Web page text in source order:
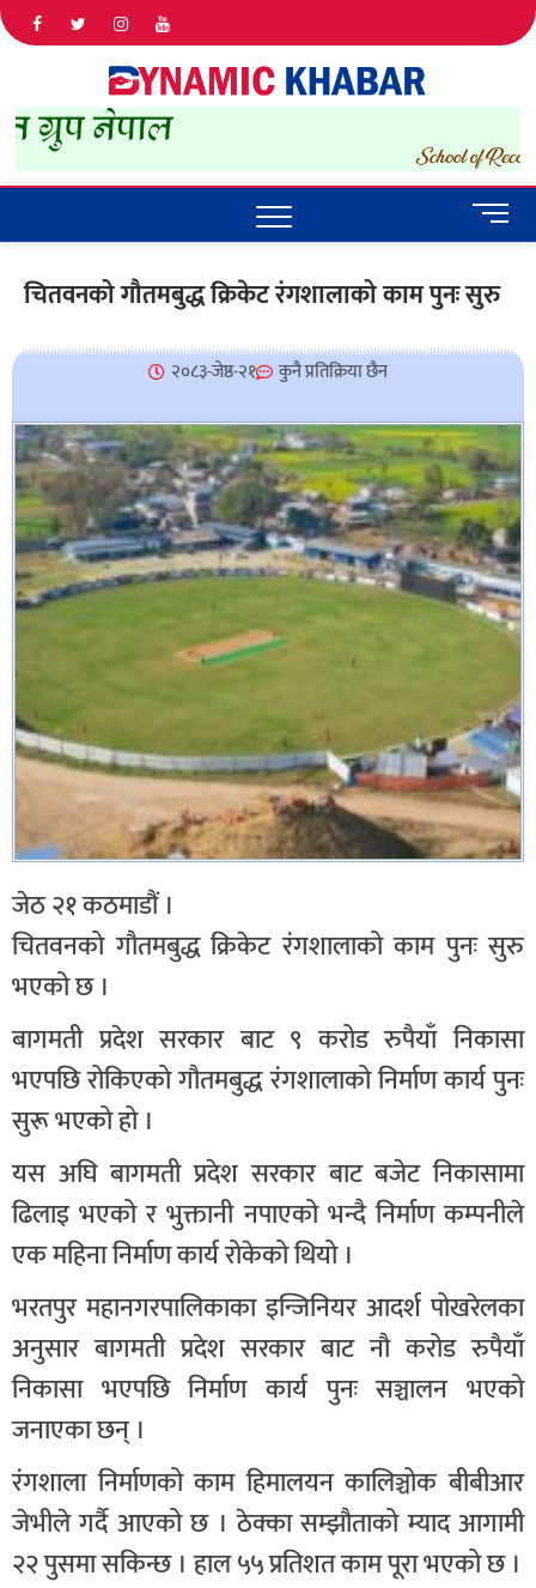
IN NEPAL
M
e
u
B
u
o
n
चितवनको गौतमबुद्ध क्रिकेट रंगशालाको काम पुनः सुरु
२०८३-जेष्ठ-२१ कुनै प्रतिक्रिया छैन
जेठ २१ कठमाडौं ।
चितवनको गौतमबुद्ध क्रिकेट रंगशालाको काम पुनः सुरु
भएको छ ।
बागमती प्रदेश सरकार बाट ९ करोड रुपैयाँ निकासा
भएपछि रोकिएको गौतमबुद्ध रंगशालाको निर्माण कार्य पुनः
सुरू भएको हो ।
यस अघि बागमती प्रदेश सरकार बाट बजेट निकासामा
ढिलाइ भएको र भुक्तानी नपाएको भन्दै निर्माण कम्पनीले
एक महिना निर्माण कार्य रोकेको थियो ।
भरतपुर महानगरपालिकाका इन्जिनियर आदर्श पोखरेलका
अनुसार बागमती प्रदेश सरकार बाट नौ करोड रुपैयाँ
निकासा भएपछि निर्माण कार्य पुनः सञ्चालन भएको
जनाएका छन् ।
रंगशाला निर्माणको काम हिमालयन कालिञ्चोक बीबीआर
जेभीले गर्दै आएको छ । ठेक्का सम्झौताको म्याद आगामी
२२ पुसमा सकिन्छ । हाल ५५ प्रतिशत काम पूरा भएको छ ।